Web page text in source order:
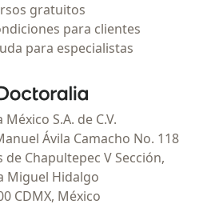
gratuitos
para clientes
para especialistas
Doctoralia - Página de inicio
S.A. de C.V.
Ávila Camacho No. 118
de Chapultepec V Sección,
Miguel Hidalgo
CDMX, México